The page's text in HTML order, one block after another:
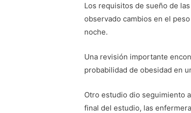
Los requisitos de sueño de
observado cambios en el
noche.
Una revisión importante
probabilidad de obesidad en
Otro estudio dio seguimiento
final del estudio, las